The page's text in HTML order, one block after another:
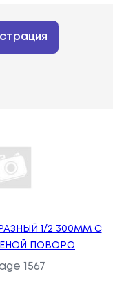
1/2 300ММ С
ПОВОРО
1567